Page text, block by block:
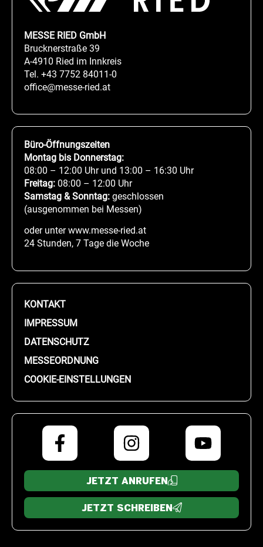
MESSE RIED GmbH
Brucknerstraße 39
A-4910 Ried im Innkreis
Tel. +43 7752 84011-0
office@messe-ried.at
Büro-Öffnungszeiten
Montag bis Donnerstag:
08:00 – 12:00 Uhr und 13:00 – 16:30 Uhr
Freitag: 08:00 – 12:00 Uhr
Samstag & Sonntag: geschlossen
(ausgenommen bei Messen)
oder unter www.messe-ried.at
24 Stunden, 7 Tage die Woche
KONTAKT
IMPRESSUM
DATENSCHUTZ
MESSEORDNUNG
COOKIE-EINSTELLUNGEN
JETZT ANRUFEN
JETZT SCHREIBEN